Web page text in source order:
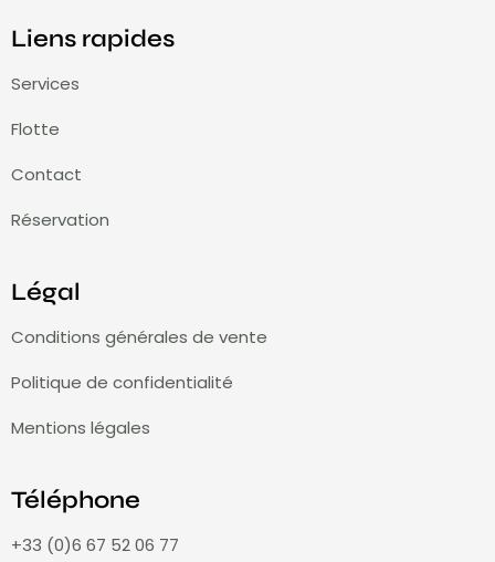
Liens rapides
Services
Flotte
Contact
Réservation
Légal
Conditions générales de vente
Politique de confidentialité
Mentions légales
Téléphone
+33 (0)6 67 52 06 77